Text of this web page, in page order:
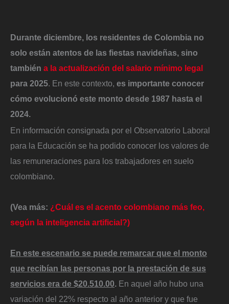
Durante diciembre, los residentes de Colombia no
solo están atentos de las fiestas navideñas, sino
también a la actualización del salario mínimo legal
para 2025. En este contexto, es importante conocer
cómo evolucionó este monto desde 1987 hasta el
2024.
En información consignada por el Observatorio Laboral
para la Educación se ha podido conocer los valores de
las remuneraciones para los trabajadores en suelo
colombiano.
(Vea más: ¿Cuál es el acento colombiano más feo,
según la inteligencia artificial?)
En este escenario se puede remarcar que el monto
que recibían las personas por la prestación de sus
servicios era de $20.510.00 En aquel año hubo una
variación del 22% respecto al año anterior y que fue